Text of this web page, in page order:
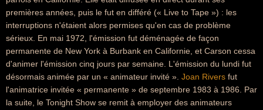
premières années, puis le fut en différé (« Live to Tape ») : les
interruptions n'étaient alors permises qu'en cas de problème
sérieux. En mai 1972, l'émission fut déménagée de façon
permanente de New York à Burbank en Californie, et Carson cessa
d'animer l'émission cinq jours par semaine. L'émission du lundi fut
désormais animée par un « animateur invité ». Joan Rivers fut
l'animatrice invitée « permanente » de septembre 1983 à 1986. Par
la suite, le Tonight Show se remit à employer des animateurs